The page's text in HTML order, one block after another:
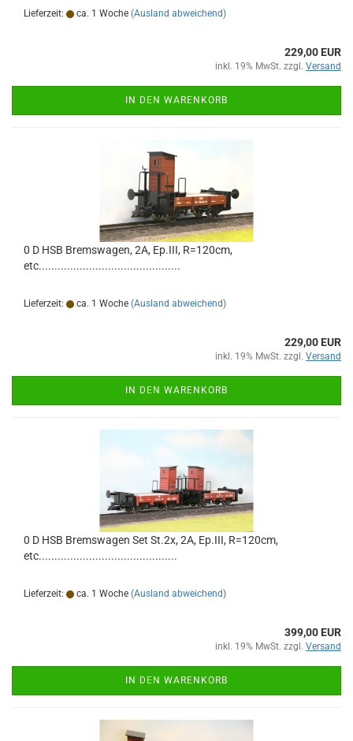
Lieferzeit: ca. 1 Woche (Ausland abweichend)
229,00 EUR
inkl. 19% MwSt. zzgl. Versand
IN DEN WARENKORB
0 D HSB Bremswagen, 2A, Ep.III, R=120cm,
etc.............................................
Lieferzeit: ca. 1 Woche (Ausland abweichend)
229,00 EUR
inkl. 19% MwSt. zzgl. Versand
IN DEN WARENKORB
0 D HSB Bremswagen Set St.2x, 2A, Ep.III, R=120cm,
etc............................................
Lieferzeit: ca. 1 Woche (Ausland abweichend)
399,00 EUR
inkl. 19% MwSt. zzgl. Versand
IN DEN WARENKORB